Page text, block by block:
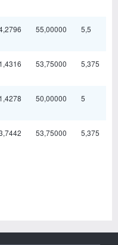
55,00000 5,5
53,75000 5,375
50,00000 5
53,75000 5,375